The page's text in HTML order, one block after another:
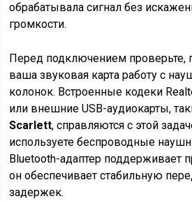
обрабатывала сигнал без
громкости.
Перед подключением проверьте,
ваша звуковая карта работу с
колонок. Встроенные кодеки
или внешние USB-аудиокарты,
Scarlett, справляются с этой
используете беспроводные
Bluetooth-адаптер поддерживает
он обеспечивает стабильную
задержек.